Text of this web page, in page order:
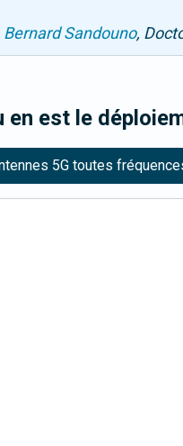
Bernard Sandouno,
en est le
5G toutes